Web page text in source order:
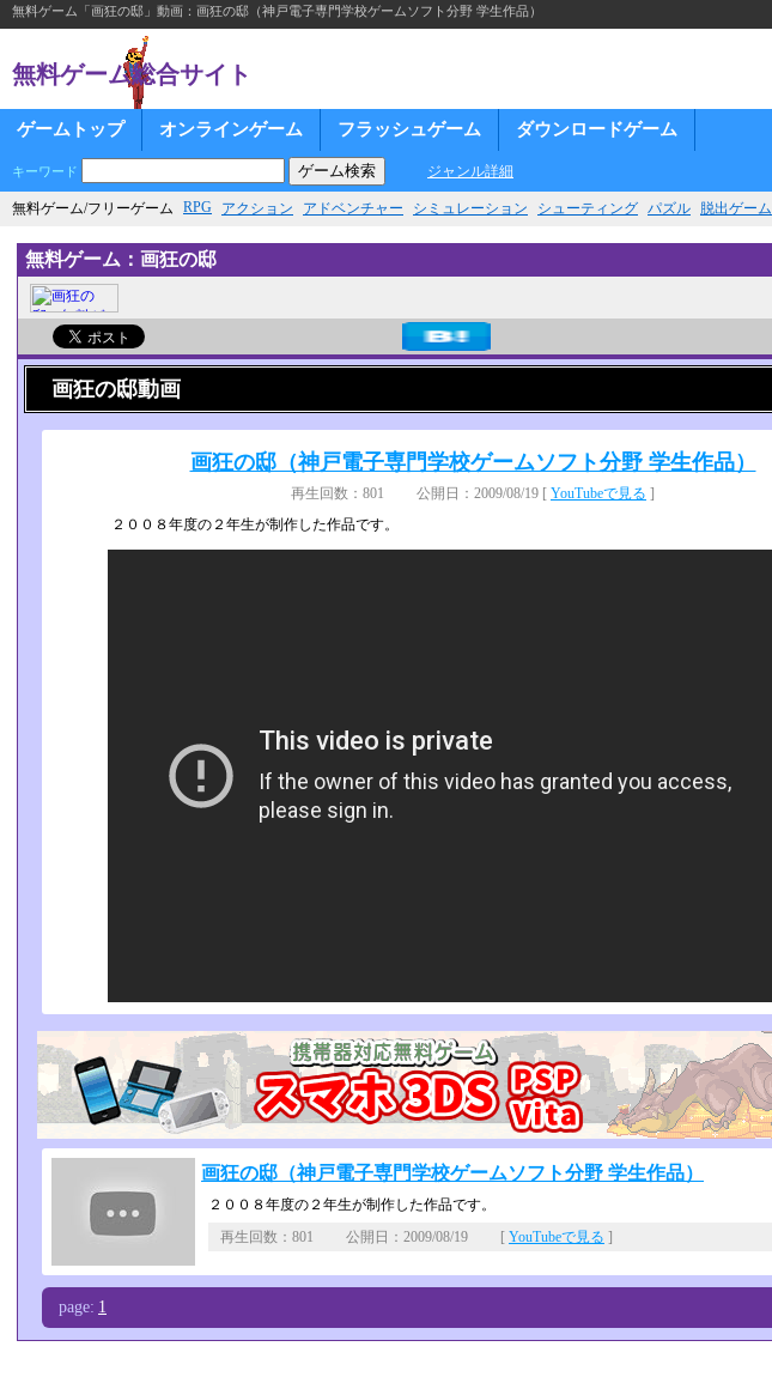
無料ゲーム「画狂の邸」動画：画狂の邸（神戸電子専門学校ゲームソフト分野 学生作品）
無料ゲーム総合サイト
ゲームトップ オンラインゲーム フラッシュゲーム ダウンロードゲーム
キーワード ジャンル詳細
無料ゲーム/フリーゲーム RPG アクション アドベンチャー シミュレーション シューティング パズル 脱出ゲーム
無料ゲーム：画狂の邸
画狂の邸動画
画狂の邸（神戸電子専門学校ゲームソフト分野 学生作品）
再生回数：801 公開日：2009/08/19 [ YouTubeで見る ]
２００８年度の２年生が制作した作品です。
画狂の邸（神戸電子専門学校ゲームソフト分野 学生作品）
２００８年度の２年生が制作した作品です。
再生回数：801 公開日：2009/08/19 [ YouTubeで見る ]
page: 1